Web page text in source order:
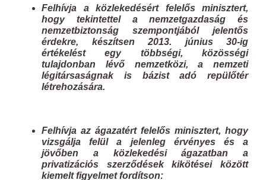
Felhívja a közlekedésért felelős minisztert,
hogy tekintettel a nemzetgazdaság és
nemzetbiztonság szempontjából jelentős
érdekre, készítsen 2013. június 30-ig
értékelést egy többségi, közösségi
tulajdonban lévő nemzetközi, a nemzeti
légitársaságnak is bázist adó repülőtér
létrehozására.
Felhívja az ágazatért felelős minisztert, hogy
vizsgálja felül a jelenleg érvényes és a
jövőben a közlekedési ágazatban a
privatizációs szerződések kikötései között
kiemelt figyelmet fordítson: